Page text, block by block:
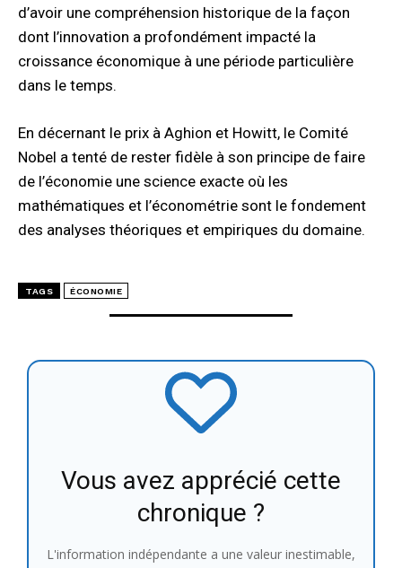
d’avoir une compréhension historique de la façon
dont l’innovation a profondément impacté la
croissance économique à une période particulière
dans le temps.
En décernant le prix à Aghion et Howitt, le Comité
Nobel a tenté de rester fidèle à son principe de faire
de l’économie une science exacte où les
mathématiques et l’économétrie sont le fondement
des analyses théoriques et empiriques du domaine.
TAGS ÉCONOMIE
Vous avez apprécié cette
chronique ?
L'information indépendante a une valeur inestimable,